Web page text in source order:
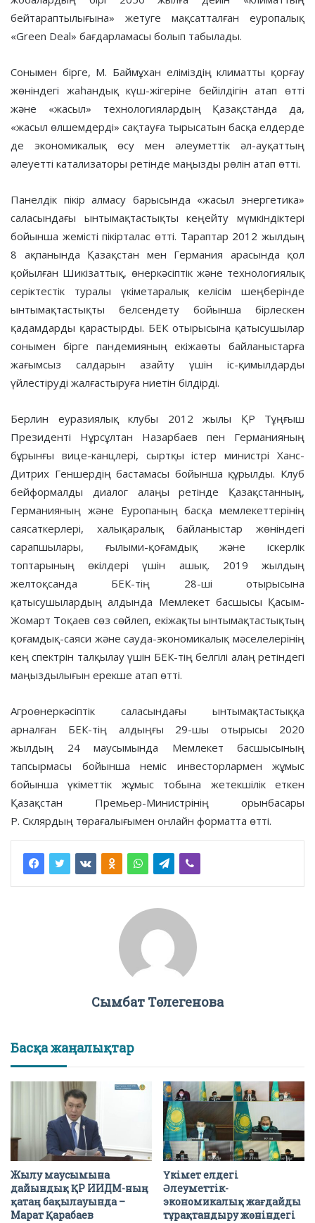
бейтараптылығына» жетуге мақсатталған еуропалық
«Green Deal» бағдарламасы болып табылады.
Сонымен бірге, М. Баймұхан еліміздің климатты қорғау
жөніндегі жаһандық күш-жігеріне бейілдігін атап өтті
және «жасыл» технологиялардың Қазақстанда да,
«жасыл өлшемдерді» сақтауға тырысатын басқа елдерде
де экономикалық өсу мен әлеуметтік әл-ауқаттың
әлеуетті катализаторы ретінде маңызды рөлін атап өтті.
Панелдік пікір алмасу барысында «жасыл энергетика»
саласындағы ынтымақтастықты кеңейту мүмкіндіктері
бойынша жемісті пікірталас өтті. Тараптар 2012 жылдың
8 ақпанында Қазақстан мен Германия арасында қол
қойылған Шикізаттық, өнеркәсіптік және технологиялық
серіктестік туралы үкіметаралық келісім шеңберінде
ынтымақтастықты белсендету бойынша бірлескен
қадамдарды қарастырды. БЕК отырысына қатысушылар
сонымен бірге пандемияның екіжаөты байланыстарға
жағымсыз салдарын азайту үшін іс-қимылдарды
үйлестіруді жалғастыруға ниетін білдірді.
Берлин еуразиялық клубы 2012 жылы ҚР Тұңғыш
Президенті Нұрсұлтан Назарбаев пен Германияның
бұрынғы вице-канцлері, сыртқы істер министрі Ханс-
Дитрих Геншердің бастамасы бойынша құрылды. Клуб
бейформалды диалог алаңы ретінде Қазақстанның,
Германияның және Еуропаның басқа мемлекеттерінің
саясаткерлері, халықаралық байланыстар жөніндегі
сарапшылары, ғылыми-қоғамдық және іскерлік
топтарының өкілдері үшін ашық. 2019 жылдың
желтоқсанда БЕК-тің 28-ші отырысына
қатысушылардың алдында Мемлекет басшысы Қасым-
Жомарт Тоқаев сөз сөйлеп, екіжақты ынтымақтастықтың
қоғамдық-саяси және сауда-экономикалық мәселелерінің
кең спектрін талқылау үшін БЕК-тің белгілі алаң ретіндегі
маңыздылығын ерекше атап өтті.
Агроөнеркәсіптік саласындағы ынтымақтастыққа
арналған БЕК-тің алдыңғы 29-шы отырысы 2020
жылдың 24 маусымында Мемлекет басшысының
тапсырмасы бойынша неміс инвесторлармен жұмыс
бойынша үкіметтік жұмыс тобына жетекшілік еткен
Қазақстан Премьер-Министрінің орынбасары
Р. Склярдың төрағалығымен онлайн форматта өтті.
Сымбат Төлегенова
Басқа жаңалықтар
Жылу маусымына
дайындық ҚР ИИДМ-ның
қатаң бақылауында –
Марат Қарабаев
Үкімет елдегі
Әлеуметтік-
экономикалық жағдайды
тұрақтандыру жөніндегі